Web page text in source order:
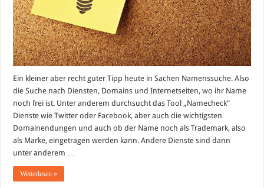
Ein kleiner aber recht guter Tipp heute in Sachen Namenssuche. Also
die Suche nach Diensten, Domains und Internetseiten, wo ihr Name
noch frei ist. Unter anderem durchsucht das Tool „Namecheck“
Dienste wie Twitter oder Facebook, aber auch die wichtigsten
Domainendungen und auch ob der Name noch als Trademark, also
als Marke, eingetragen werden kann. Andere Dienste sind dann
unter anderem …
Weiterlesen »